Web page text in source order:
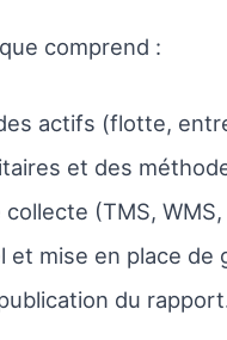
comprend :
actifs (flotte,
et des
collecte (TMS,
et mise en place de
du